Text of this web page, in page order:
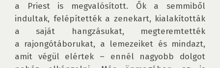
a Priest is megvalósított. Ők a semmiből
indultak, felépítették a zenekart, kialakították
a saját hangzásukat, megteremtették
a rajongótáborukat, a lemezeiket és mindazt,
amit végül elértek – ennél nagyobb dolgot